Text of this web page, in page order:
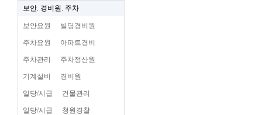
보안. 경비원. 주차
보안요원 빌딩경비원
주차요원 아파트경비
주차관리 주차정산원
기계설비 경비원
일당/시급 건물관리
일당/시급 청원경찰